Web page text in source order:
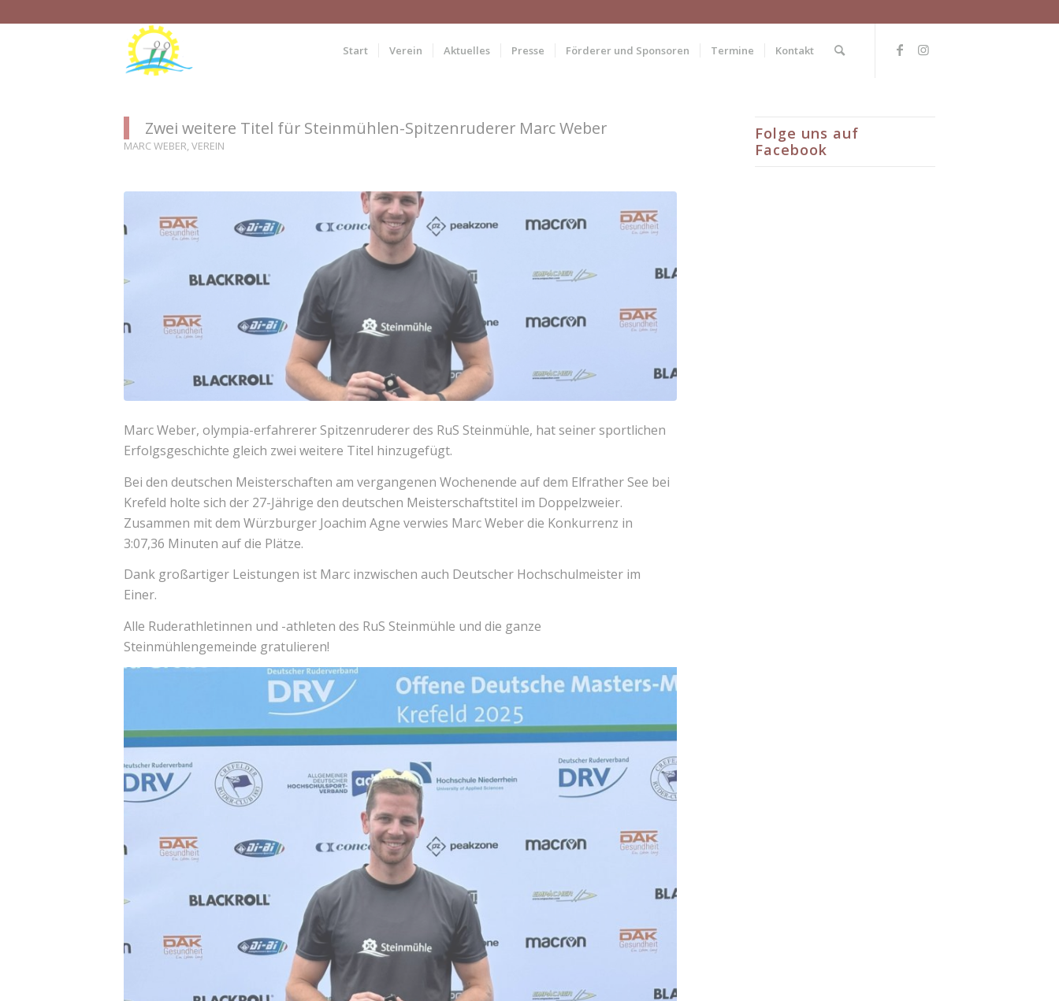
Start Verein Aktuelles Presse Förderer und Sponsoren Termine Kontakt
Zwei weitere Titel für Steinmühlen-Spitzenruderer Marc Weber
MARC WEBER, VEREIN
Marc Weber, olympia-erfahrerer Spitzenruderer des RuS Steinmühle, hat seiner sportlichen
Erfolgsgeschichte gleich zwei weitere Titel hinzugefügt.
Bei den deutschen Meisterschaften am vergangenen Wochenende auf dem Elfrather See bei
Krefeld holte sich der 27-Jährige den deutschen Meisterschaftstitel im Doppelzweier.
Zusammen mit dem Würzburger Joachim Agne verwies Marc Weber die Konkurrenz in
3:07,36 Minuten auf die Plätze.
Dank großartiger Leistungen ist Marc inzwischen auch Deutscher Hochschulmeister im
Einer.
Alle Ruderathletinnen und -athleten des RuS Steinmühle und die ganze
Steinmühlengemeinde gratulieren!
Folge uns auf
Facebook